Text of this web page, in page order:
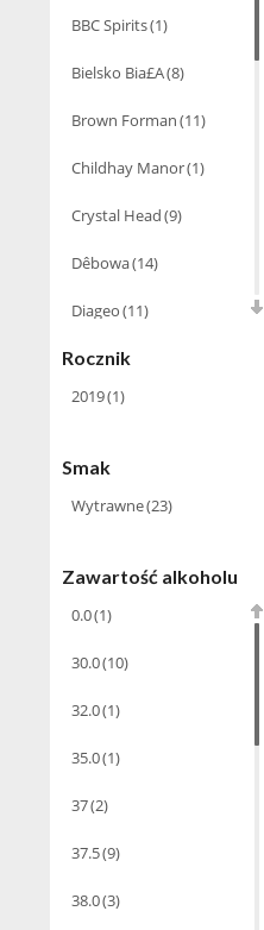
4.5(1)
6.0(2)
BBC Spirits(1)
Bielsko Bia£A(8)
Brown Forman(11)
Childhay Manor(1)
Crystal Head(9)
Dêbowa(14)
Diageo(11)
Dom Wina
Fifth Generation
Gusano Rojo
Kremlin Award(2)
Lublin
Moet Hennessy
Nikka(1)
OJSC Itkulskiy
Rocznik
2019(1)
Smak
Wytrawne(23)
Zawartość alkoholu
0.0(1)
30.0(10)
32.0(1)
35.0(1)
37(2)
37.5(9)
38.0(3)